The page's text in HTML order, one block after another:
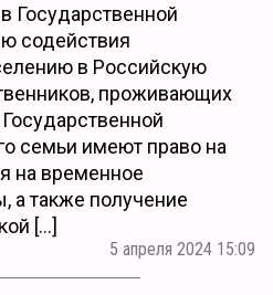
Государственной
содействия
в Российскую
проживающих
семьи имеют право на
на временное
а также получение
[…]
5 апреля 2024 15:09